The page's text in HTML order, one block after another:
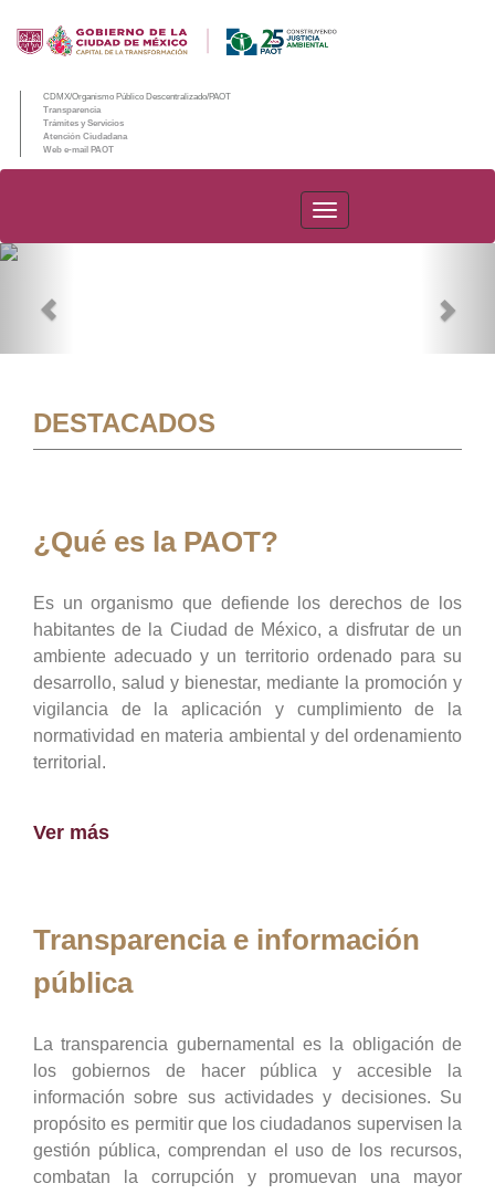
CDMX/Organismo Público Descentralizado/PAOT
Transparencia
Trámites y Servicios
Atención Ciudadana
Web e-mail PAOT
PAOT
DESTACADOS
¿Qué es la PAOT?
Es un organismo que defiende los derechos de los
habitantes de la Ciudad de México, a disfrutar de un
ambiente adecuado y un territorio ordenado para su
desarrollo, salud y bienestar, mediante la promoción y
vigilancia de la aplicación y cumplimiento de la
normatividad en materia ambiental y del ordenamiento
territorial.
Ver más
Transparencia e información
pública
La transparencia gubernamental es la obligación de
los gobiernos de hacer pública y accesible la
información sobre sus actividades y decisiones. Su
propósito es permitir que los ciudadanos supervisen la
gestión pública, comprendan el uso de los recursos,
combatan la corrupción y promuevan una mayor